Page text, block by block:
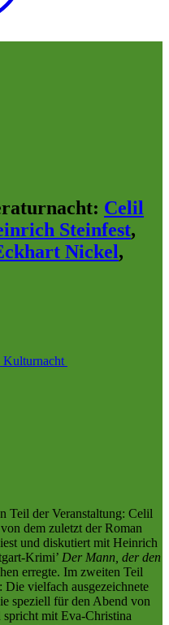
: Celil
Steinfest,
Nickel,
Kulturnacht
Teil der Veranstaltung: Celil
dem zuletzt der Roman
und diskutiert mit Heinrich
Krimi’ Der Mann, der den
erregte. Im zweiten Teil
vielfach ausgezeichnete
speziell für den Abend von
mit Eva-Christina